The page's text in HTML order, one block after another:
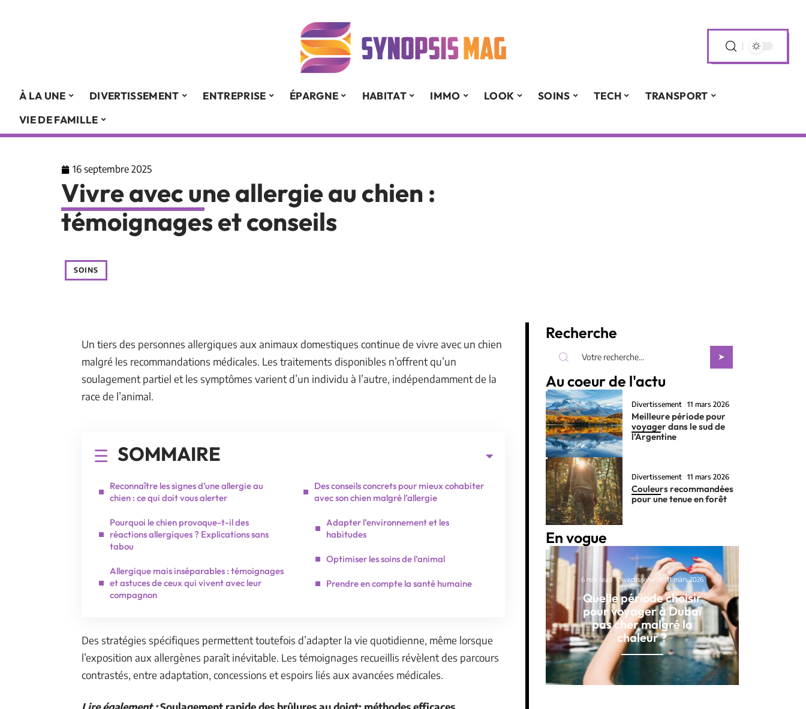
À LA UNE DIVERTISSEMENT ENTREPRISE ÉPARGNE HABITAT IMMO LOOK SOINS TECH
TRANSPORT
VIE DE FAMILLE
16 septembre 2025
Vivre avec une allergie au chien :
témoignages et conseils
SOINS
Un tiers des personnes allergiques aux animaux domestiques continue de vivre avec un chien
malgré les recommandations médicales. Les traitements disponibles n’offrent qu’un
soulagement partiel et les symptômes varient d’un individu à l’autre, indépendamment de la
race de l’animal.
SOMMAIRE
Reconnaître les signes d’une allergie au
chien : ce qui doit vous alerter
Pourquoi le chien provoque-t-il des
réactions allergiques ? Explications sans
tabou
Allergique mais inséparables : témoignages
et astuces de ceux qui vivent avec leur
compagnon
Des conseils concrets pour mieux cohabiter
avec son chien malgré l’allergie
Adapter l’environnement et les
habitudes
Optimiser les soins de l’animal
Prendre en compte la santé humaine
Des stratégies spécifiques permettent toutefois d’adapter la vie quotidienne, même lorsque
l’exposition aux allergènes paraît inévitable. Les témoignages recueillis révèlent des parcours
contrastés, entre adaptation, concessions et espoirs liés aux avancées médicales.
Recherche
Au coeur de l'actu
Divertissement 11 mars 2026
Meilleure période pour
voyager dans le sud de
l’Argentine
Divertissement 11 mars 2026
Couleurs recommandées
pour une tenue en forêt
En vogue
6 min read Divertissement 11 mars 2026
Quelle période choisir
pour voyager à Dubaï
pas cher malgré la
chaleur ?